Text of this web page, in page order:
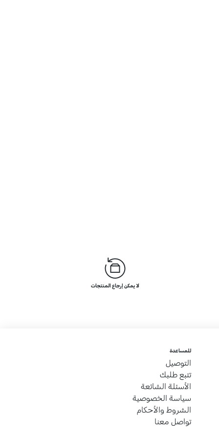
لا يمكن إرجاع المنتجات
للمساعدة
التوصيل
تتبع طلبك
الأسئلة الشائعة
سياسة الخصوصية
الشروط والأحكام
تواصل معنا